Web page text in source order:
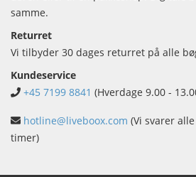
samme.
Returret
Vi tilbyder 30 dages returret på alle
Kundeservice
+45 7199 8841 (Hverdage 9.00 -
hotline@liveboox.com (Vi svarer
timer)